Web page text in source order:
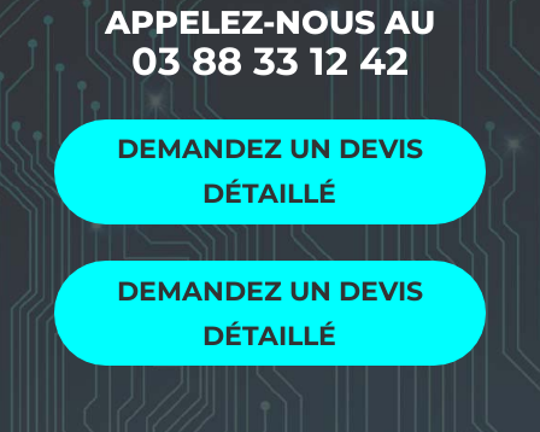
APPELEZ-NOUS AU
03 88 33 12 42
DEMANDEZ UN DEVIS
DÉTAILLÉ
DEMANDEZ UN DEVIS
DÉTAILLÉ